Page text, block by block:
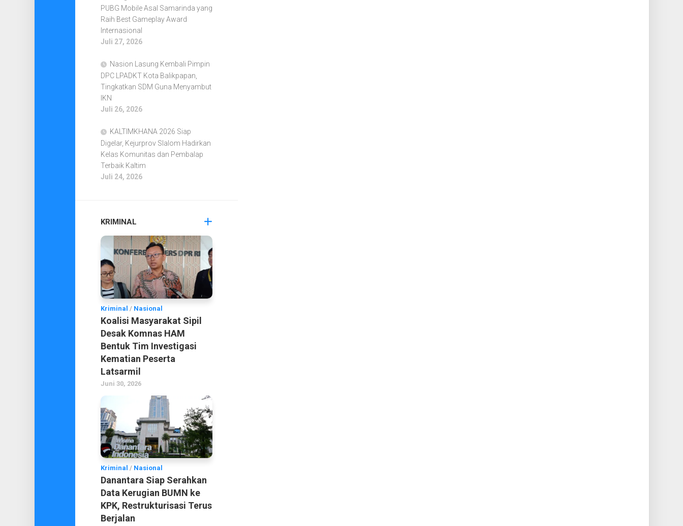
PUBG Mobile Asal Samarinda yang
Raih Best Gameplay Award
Internasional
Juli 27, 2026
Nasion Lasung Kembali Pimpin
DPC LPADKT Kota Balikpapan,
Tingkatkan SDM Guna Menyambut
IKN
Juli 26, 2026
KALTIMKHANA 2026 Siap
Digelar, Kejurprov Slalom Hadirkan
Kelas Komunitas dan Pembalap
Terbaik Kaltim
Juli 24, 2026
KRIMINAL
Kriminal / Nasional
Koalisi Masyarakat Sipil
Desak Komnas HAM
Bentuk Tim Investigasi
Kematian Peserta
Latsarmil
Juni 30, 2026
Kriminal / Nasional
Danantara Siap Serahkan
Data Kerugian BUMN ke
KPK, Restrukturisasi Terus
Berjalan